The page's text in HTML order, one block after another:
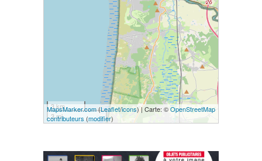
3 km
3 mi
MapsMarker.com(Leaflet/icons) | Carte: ©OpenStreetMap
contributeurs (modifier)